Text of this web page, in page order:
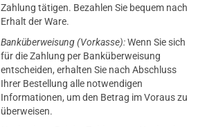
Zahlung tätigen. Bezahlen Sie bequem nach
Erhalt der Ware.
Banküberweisung (Vorkasse):Wenn Sie sich
für die Zahlung per Banküberweisung
entscheiden, erhalten Sie nach Abschluss
Ihrer Bestellung alle notwendigen
Informationen, um den Betrag im Voraus zu
überweisen.